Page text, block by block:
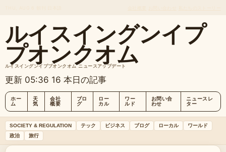
ルイスイングンイプ
プオンクオム
ルイスイングンイププオンクオム ニュースアップデート
更新 05:36 16 本日の記事
ホー
ム
天
気
会社
概要
ブロ
グ
ロー
カル
ワー
ルド
お問い合
わせ
ニュースレ
ター
SOCIETY & REGULATION テック ビジネス ブログ ローカル
ワールド
政治
旅行